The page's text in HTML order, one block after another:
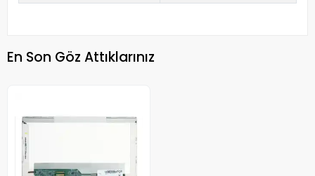
En Son Göz Attıklarınız